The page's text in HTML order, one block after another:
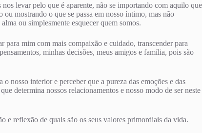
levar pelo que é aparente, não se importando com aquilo que
mostrando o que se passa em nosso íntimo, mas não
ou simplesmente esquecer quem somos.
para mim com mais compaixão e cuidado, transcender para
minhas decisões, meus amigos e família, pois são
nosso interior e perceber que a pureza das emoções e das
determina nossos relacionamentos e nosso modo de ser neste
e reflexão de quais são os seus valores primordiais da vida.